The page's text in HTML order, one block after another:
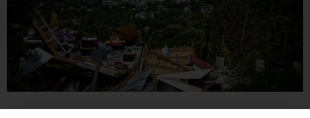
COMUNIDADES DE HABLA HISPANA PODCASTS